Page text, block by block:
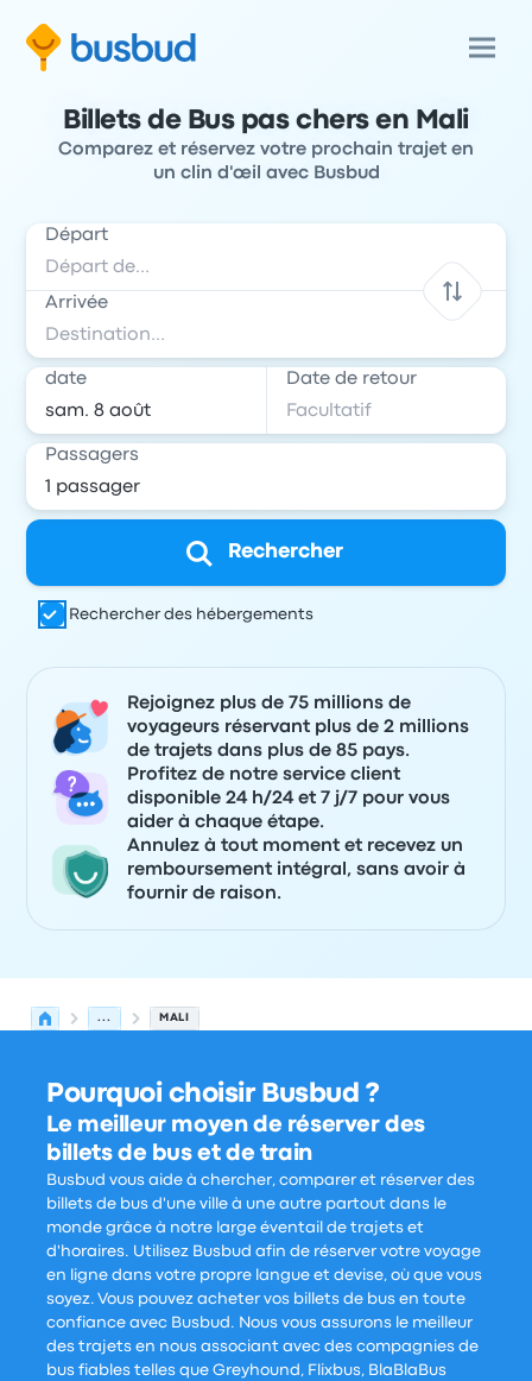
Billets de Bus pas chers en Mali
Comparez et réservez votre prochain trajet en
un clin d'œil avec Busbud
Départ
Arrivée
date Date de retour
Passagers
Rechercher
Rechercher des hébergements
Rejoignez plus de 75 millions de
voyageurs réservant plus de 2 millions
de trajets dans plus de 85 pays.
Profitez de notre service client
disponible 24 h/24 et 7 j/7 pour vous
aider à chaque étape.
Annulez à tout moment et recevez un
remboursement intégral, sans avoir à
fournir de raison.
... MALI
Pourquoi choisir Busbud ?
Le meilleur moyen de réserver des
billets de bus et de train
Busbud vous aide à chercher, comparer et réserver des
billets de bus d'une ville à une autre partout dans le
monde grâce à notre large éventail de trajets et
d'horaires. Utilisez Busbud afin de réserver votre voyage
en ligne dans votre propre langue et devise, où que vous
soyez. Vous pouvez acheter vos billets de bus en toute
confiance avec Busbud. Nous vous assurons le meilleur
des trajets en nous associant avec des compagnies de
bus fiables telles que Greyhound, Flixbus, BlaBlaBus